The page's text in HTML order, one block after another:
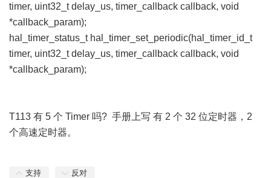
timer, uint32_t delay_us, timer_callback callback, void
*callback_param);
hal_timer_status_t hal_timer_set_periodic(hal_timer_id_t
timer, uint32_t delay_us, timer_callback callback, void
*callback_param);
T113 有 5 个 Timer 吗? 手册上写 有 2 个 32 位定时器，2
个高速定时器。
支持 反对